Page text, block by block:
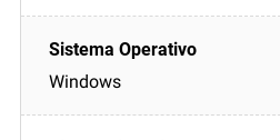
Windows